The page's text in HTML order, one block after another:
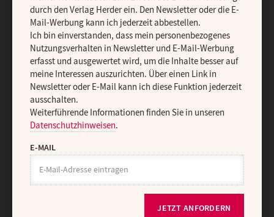
Ich bin einverstanden, dass mein personenbezogenes
Nutzungsverhalten in Newsletter und E-Mail-Werbung erfasst und
ausgewertet wird, um die Inhalte besser auf meine Interessen
auszurichten. Über einen Link in Newsletter oder E-Mail kann ich
diese Funktion jederzeit ausschalten.
Weiterführende Informationen finden Sie in unseren
Datenschutzhinweisen.
E-MAIL
durch den Verlag Herder ein. Den Newsletter oder die E-
Mail-Werbung kann ich jederzeit abbestellen.
Ich bin einverstanden, dass mein personenbezogenes
Nutzungsverhalten in Newsletter und E-Mail-Werbung
erfasst und ausgewertet wird, um die Inhalte besser auf
meine Interessen auszurichten. Über einen Link in
Newsletter oder E-Mail kann ich diese Funktion jederzeit
ausschalten.
Weiterführende Informationen finden Sie in unseren
Datenschutzhinweisen.
E-MAIL
JETZT ANFORDERN